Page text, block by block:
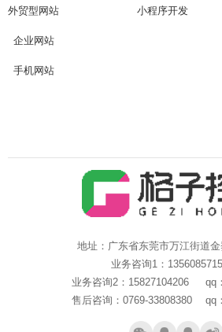
外贸型网站
企业网站
手机网站
小程序开发
地址：广东省东莞市万江街道
业务咨询1：
业务咨询2：15827104206 qq
售后咨询：0769-33808380 qq
不怕就请留下您的需求及联系方式，我们